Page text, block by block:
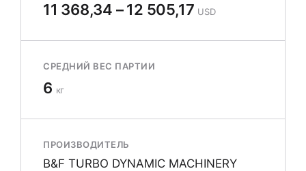
11 368,34 – 12 505,17 USD
СРЕДНИЙ ВЕС ПАРТИИ
6 кг
ПРОИЗВОДИТЕЛЬ
B&F TURBO DYNAMIC MACHINERY